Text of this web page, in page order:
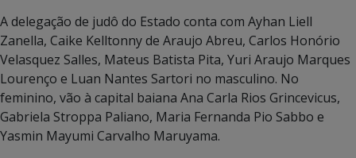
A delegação de judô do Estado conta com Ayhan Liell
Zanella, Caike Kelltonny de Araujo Abreu, Carlos Honório
Velasquez Salles, Mateus Batista Pita, Yuri Araujo Marques
Lourenço e Luan Nantes Sartori no masculino. No
feminino, vão à capital baiana Ana Carla Rios Grincevicus,
Gabriela Stroppa Paliano, Maria Fernanda Pio Sabbo e
Yasmin Mayumi Carvalho Maruyama.